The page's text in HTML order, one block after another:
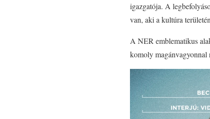
igazgatója. A
van, aki a kultúra
A NER emblematikus
komoly magánvagyonnal